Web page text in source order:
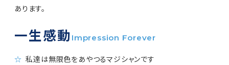
あります。
一生感動 Impression Forever
私達は無限色をあやつるマジシャンです